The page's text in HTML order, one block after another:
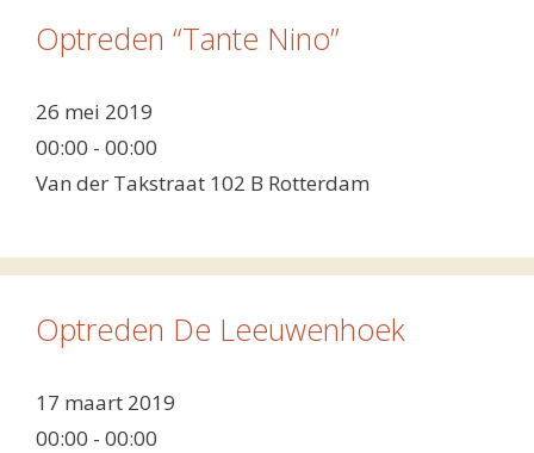
Optreden “Tante Nino”
26 mei 2019
00:00 - 00:00
Van der Takstraat 102 B Rotterdam
Optreden De Leeuwenhoek
17 maart 2019
00:00 - 00:00